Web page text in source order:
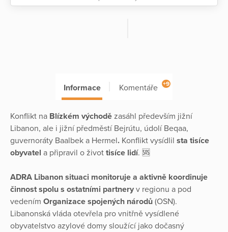
Informace Komentáře +9
Konflikt na Blízkém východě zasáhl především jižní
Libanon, ale i jižní předměstí Bejrútu, údolí Beqaa,
guvernoráty Baalbek a Hermel. Konflikt vysídlil sta tisíce
obyvatel a připravil o život tisíce lidí. 🆘
ADRA Libanon situaci monitoruje a aktivně koordinuje
činnost spolu s ostatními partnery v regionu a pod
vedením Organizace spojených národů (OSN).
Libanonská vláda otevřela pro vnitřně vysídlené
obyvatelstvo azylové domy sloužící jako dočasný